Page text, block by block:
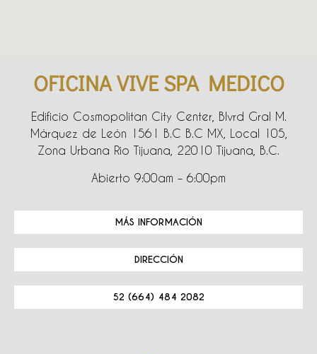
OFICINA VIVE SPA MEDICO
Edificio Cosmopolitan City Center, Blvrd Gral M.
Márquez de León 1561 B.C B.C MX, Local 105,
Zona Urbana Rio Tijuana, 22010 Tijuana, B.C.
Abierto 9:00am – 6:00pm
MÁS INFORMACIÓN
DIRECCIÓN
52 (664) 484 2082